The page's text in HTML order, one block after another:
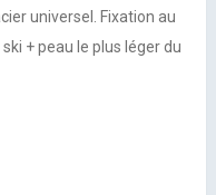
universel. Fixation au
+ peau le plus léger du